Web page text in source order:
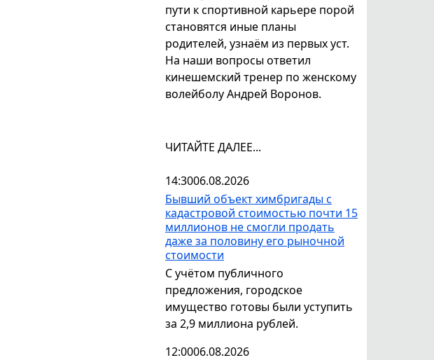
пути к спортивной карьере порой
становятся иные планы
родителей, узнаём из первых уст.
На наши вопросы ответил
кинешемский тренер по женскому
волейболу Андрей Воронов.
ЧИТАЙТЕ ДАЛЕЕ...
14:3006.08.2026
Бывший объект химбригады с
кадастровой стоимостью почти 15
миллионов не смогли продать
даже за половину его рыночной
стоимости
С учётом публичного
предложения, городское
имущество готовы были уступить
за 2,9 миллиона рублей.
12:0006.08.2026